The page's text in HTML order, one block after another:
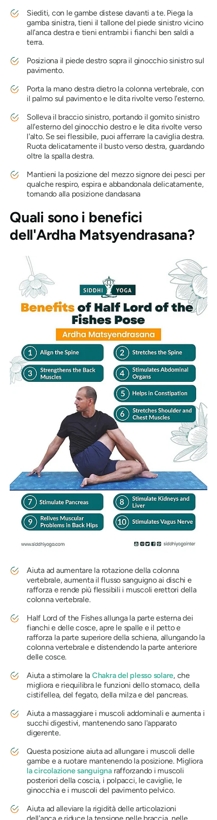
Siediti, con le gambe distese davanti a te. Piega la
gamba sinistra, tieni il tallone del piede sinistro vicino
all'anca destra e tieni entrambi i fianchi ben saldi a
terra.
Posiziona il piede destro sopra il ginocchio sinistro sul
pavimento.
Porta la mano destra dietro la colonna vertebrale, con
il palmo sul pavimento e le dita rivolte verso l'esterno.
Solleva il braccio sinistro, portando il gomito sinistro
all'esterno del ginocchio destro e le dita rivolte verso
l'alto. Se sei flessibile, puoi afferrare la caviglia destra.
Ruota delicatamente il busto verso destra, guardando
oltre la spalla destra.
Mantieni la posizione del mezzo signore dei pesci per
qualche respiro, espira e abbandonala delicatamente,
tornando alla posizionedandasana
Quali sono i benefici
dell'Ardha Matsyendrasana?
Aiuta ad aumentare la rotazione della colonna
vertebrale, aumenta il flusso sanguigno ai dischi e
rafforza e rende più flessibili i muscoli erettori della
colonna vertebrale.
Half Lord of the Fishes allunga la parte esterna dei
fianchi e delle cosce, apre le spalle e il petto e
rafforza la parte superiore della schiena, allungando la
colonna vertebrale e distendendo la parte anteriore
delle cosce.
Aiuta a stimolare la Chakra del plesso solare, che
migliora e riequilibra le funzioni dello stomaco, della
cistifellea, del fegato, della milza e del pancreas.
Aiuta a massaggiare i muscoli addominali e aumenta i
succhi digestivi, mantenendo sano l'apparato
digerente.
Questa posizione aiuta ad allungare i muscoli delle
gambe e a ruotare mantenendo la posizione. Migliora
la circolazione sanguigna rafforzando i muscoli
posteriori della coscia, i polpacci, le caviglie, le
ginocchia e i muscoli del pavimento pelvico.
Aiuta ad alleviare la rigidità delle articolazioni